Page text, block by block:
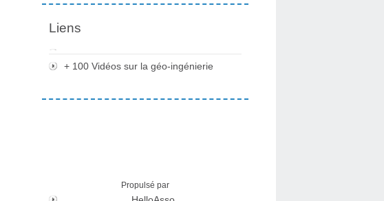
Liens
+ 100 Vidéos sur la géo-ingénierie
Propulsé par